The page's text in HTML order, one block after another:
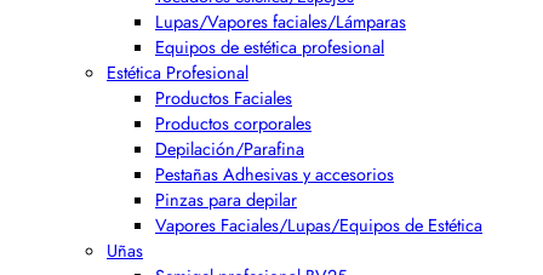
Lupas/Vapores faciales/Lámparas
Equipos de estética profesional
Estética Profesional
Productos Faciales
Productos corporales
Depilación/Parafina
Pestañas Adhesivas y accesorios
Pinzas para depilar
Vapores Faciales/Lupas/Equipos de Estética
Uñas